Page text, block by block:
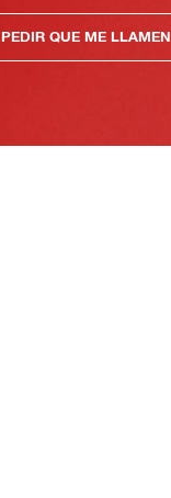
PEDIR QUE ME LLAMEN